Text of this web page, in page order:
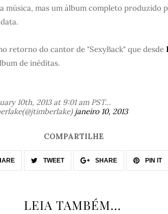
música, mas um álbum completo produzido
retorno do cantor de "SexyBack" que desde
de inéditas.
10th, 2013 at 9:01 am PST...
janeiro 10, 2013
COMPARTILHE
TWEET SHARE PIN IT
LEIA TAMBÉM...